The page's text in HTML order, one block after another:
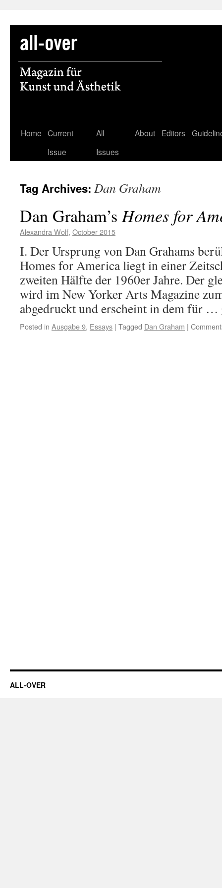
Skip
Home Current
Issue
All
Issues
About Editors
Tag Archives: Dan Graham
Dan Graham’sHomes for
Alexandra Wolf, October 2015
I. Der Ursprung von Dan Grahams
Homes for America liegt in einer
zweiten Hälfte der 1960er Jahre. Der
wird im New Yorker Arts Magazine
abgedruckt und erscheint in dem für …
Posted in Ausgabe 9, Essays | Tagged Dan Graham |
ALL-OVER